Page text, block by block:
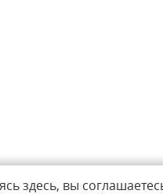
здесь, вы